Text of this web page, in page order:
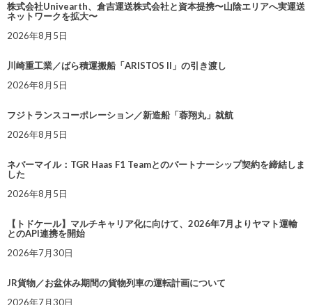
株式会社Univearth、倉吉運送株式会社と資本提携〜山陰エリアへ実運送
ネットワークを拡大〜
2026年8月5日
川崎重工業／ばら積運搬船「ARISTOS II」の引き渡し
2026年8月5日
フジトランスコーポレーション／新造船「蓉翔丸」就航
2026年8月5日
ネバーマイル：TGR Haas F1 Teamとのパートナーシップ契約を締結しま
した
2026年8月5日
【トドケール】マルチキャリア化に向けて、2026年7月よりヤマト運輸
とのAPI連携を開始
2026年7月30日
JR貨物／お盆休み期間の貨物列車の運転計画について
2026年7月30日